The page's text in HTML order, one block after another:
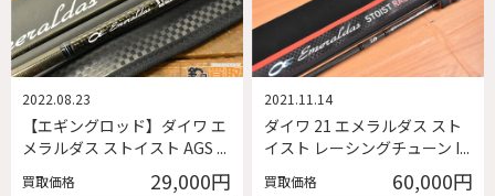
【エギングロッド】ダイワ エ
メラルダス ストイスト AGS ...
2022.08.23
買取価格 29,000円
ダイワ 21 エメラルダス スト
イスト レーシングチューン I...
2021.11.14
買取価格 60,000円